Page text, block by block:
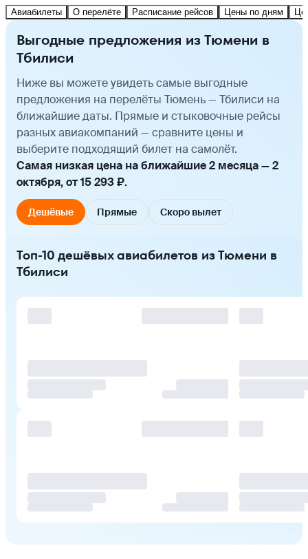
Авиабилеты О перелёте Расписание рейсов Цены по дням
Выгодные предложения из Тюмени в
Тбилиси
Ниже вы можете увидеть самые выгодные
предложения на перелёты Тюмень — Тбилиси на
ближайшие даты. Прямые и стыковочные рейсы
разных авиакомпаний — сравните цены и
выберите подходящий билет на самолёт.
Самая низкая цена на ближайшие 2 месяца — 2
октября, от 15 293 ₽.
Дешёвые Прямые Скоро вылет
Топ-10 дешёвых авиабилетов из Тюмени в
Тбилиси